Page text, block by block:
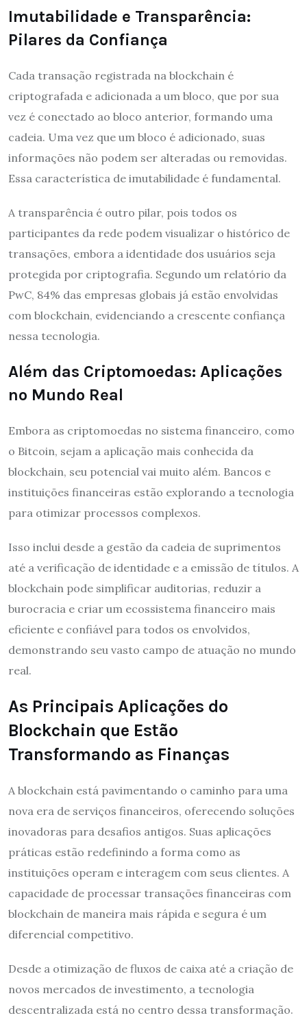
Imutabilidade e Transparência:
Pilares da Confiança
Cada transação registrada na blockchain é
criptografada e adicionada a um bloco, que por sua
vez é conectado ao bloco anterior, formando uma
cadeia. Uma vez que um bloco é adicionado, suas
informações não podem ser alteradas ou removidas.
Essa característica de imutabilidade é fundamental.
A transparência é outro pilar, pois todos os
participantes da rede podem visualizar o histórico de
transações, embora a identidade dos usuários seja
protegida por criptografia. Segundo um relatório da
PwC, 84% das empresas globais já estão envolvidas
com blockchain, evidenciando a crescente confiança
nessa tecnologia.
Além das Criptomoedas: Aplicações
no Mundo Real
Embora as criptomoedas no sistema financeiro, como
o Bitcoin, sejam a aplicação mais conhecida da
blockchain, seu potencial vai muito além. Bancos e
instituições financeiras estão explorando a tecnologia
para otimizar processos complexos.
Isso inclui desde a gestão da cadeia de suprimentos
até a verificação de identidade e a emissão de títulos. A
blockchain pode simplificar auditorias, reduzir a
burocracia e criar um ecossistema financeiro mais
eficiente e confiável para todos os envolvidos,
demonstrando seu vasto campo de atuação no mundo
real.
As Principais Aplicações do
Blockchain que Estão
Transformando as Finanças
A blockchain está pavimentando o caminho para uma
nova era de serviços financeiros, oferecendo soluções
inovadoras para desafios antigos. Suas aplicações
práticas estão redefinindo a forma como as
instituições operam e interagem com seus clientes. A
capacidade de processar transações financeiras com
blockchain de maneira mais rápida e segura é um
diferencial competitivo.
Desde a otimização de fluxos de caixa até a criação de
novos mercados de investimento, a tecnologia
descentralizada está no centro dessa transformação.